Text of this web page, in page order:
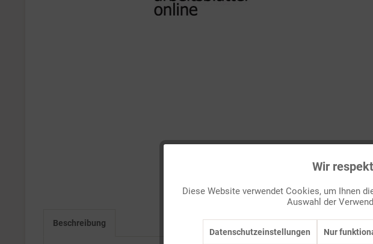
Beschreibung
Wir
Diese Website verwendet Cookies, um Ihnen
Auswahl der
Datenschutzeinstellungen Nur